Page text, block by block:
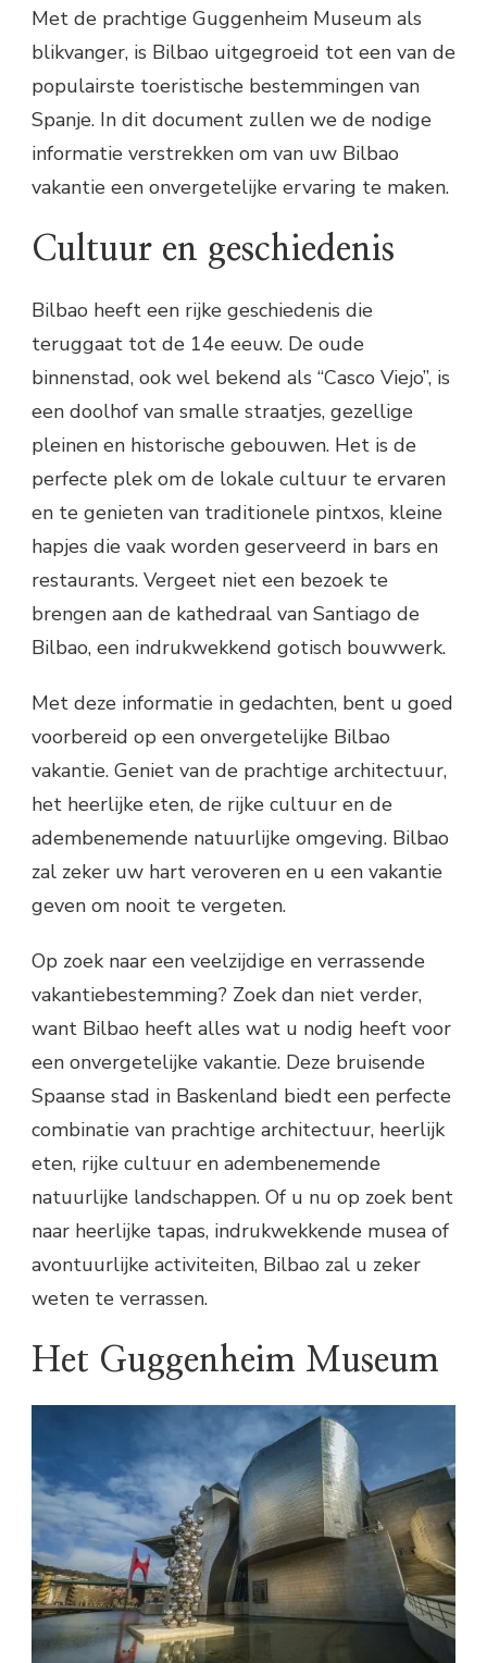
Met de prachtige Guggenheim Museum als
blikvanger, is Bilbao uitgegroeid tot een van de
populairste toeristische bestemmingen van
Spanje. In dit document zullen we de nodige
informatie verstrekken om van uw Bilbao
vakantie een onvergetelijke ervaring te maken.
Cultuur en geschiedenis
Bilbao heeft een rijke geschiedenis die
teruggaat tot de 14e eeuw. De oude
binnenstad, ook wel bekend als “Casco Viejo”, is
een doolhof van smalle straatjes, gezellige
pleinen en historische gebouwen. Het is de
perfecte plek om de lokale cultuur te ervaren
en te genieten van traditionele pintxos, kleine
hapjes die vaak worden geserveerd in bars en
restaurants. Vergeet niet een bezoek te
brengen aan de kathedraal van Santiago de
Bilbao, een indrukwekkend gotisch bouwwerk.
Met deze informatie in gedachten, bent u goed
voorbereid op een onvergetelijke Bilbao
vakantie. Geniet van de prachtige architectuur,
het heerlijke eten, de rijke cultuur en de
adembenemende natuurlijke omgeving. Bilbao
zal zeker uw hart veroveren en u een vakantie
geven om nooit te vergeten.
Op zoek naar een veelzijdige en verrassende
vakantiebestemming? Zoek dan niet verder,
want Bilbao heeft alles wat u nodig heeft voor
een onvergetelijke vakantie. Deze bruisende
Spaanse stad in Baskenland biedt een perfecte
combinatie van prachtige architectuur, heerlijk
eten, rijke cultuur en adembenemende
natuurlijke landschappen. Of u nu op zoek bent
naar heerlijke tapas, indrukwekkende musea of
avontuurlijke activiteiten, Bilbao zal u zeker
weten te verrassen.
Het Guggenheim Museum